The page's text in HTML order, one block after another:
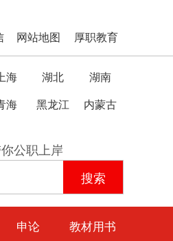
网站地图 厚职教育
海 湖北
湖南
海 黑龙江 内蒙古
公职上岸
申论 教材用书